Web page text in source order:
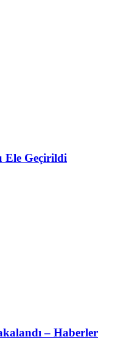
Ele Geçirildi
– Haberler